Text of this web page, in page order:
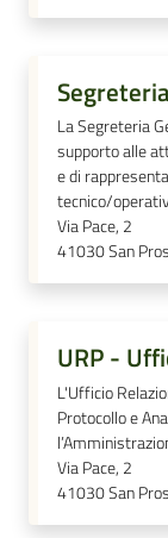
La Segreteria
supporto alle
e di
tecnico/
Via Pace, 2
41030San
URP -
L'Ufficio
Protocollo e
Via Pace, 2
41030San